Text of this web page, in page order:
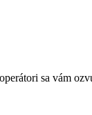
sa vám